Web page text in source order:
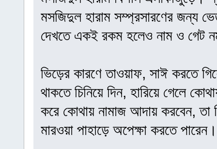
মসজিদুল হারাম সম্প্রসারণের জন্য
দেখতে একই রকম হলেও নাম ও গেট
ভিড়ের কারণে তাওয়াফ, সাঈ করতে
থাকতে চিনিয়ে দিন, হারিয়ে গেলে
করে কোথায় নামাজ আদায় করবেন, তা
মারওয়া পাহাড়ে অপেক্ষা করতে পারেন।